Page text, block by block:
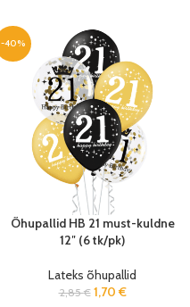
-40%
Õhupallid HB 21 must-kuldne
12″ (6 tk/pk)
Lateks õhupallid
2,85€ 1,70 €